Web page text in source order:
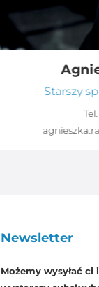
Starszy
Newsletter
Możemy wysyłać